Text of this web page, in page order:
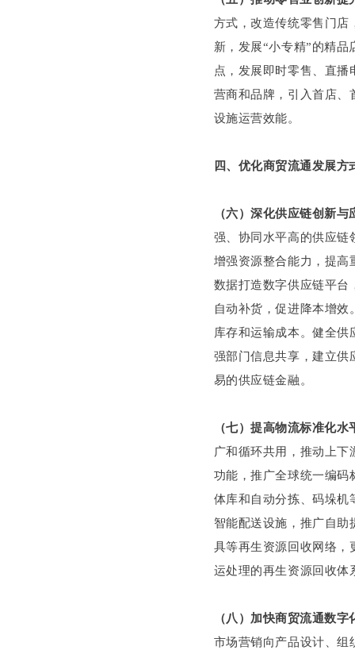
方式，改造传统零售门店
新，发展“小专精”的精
点，发展即时零售、直
营商和品牌，引入首店、
设施运营效能。
四、优化商贸流通发展方
（六）深化供应链创新与
强、协同水平高的供应链
增强资源整合能力，提高
数据打造数字供应链平台
自动补货，促进降本增
库存和运输成本。健全
强部门信息共享，建立供
易的供应链金融。
（七）提高物流标准化水
广和循环共用，推动上
功能，推广全球统一编码
体库和自动分拣、码垛机
智能配送设施，推广自
具等再生资源回收网络，
运处理的再生资源回收体
（八）加快商贸流通数字
市场营销向产品设计、组